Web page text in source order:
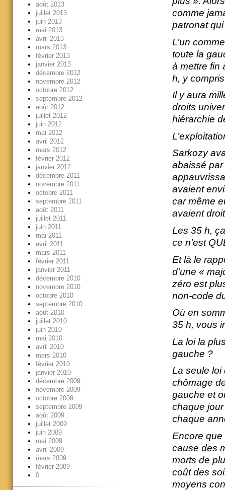
comme
patronat
L’un
toute la
à mettre fin
h, y
Il y aura
droits
hiérarchie
Sarkozy
abaissé par
avaient
car même
avaient
Les 35 h,
ce n’est
Et là le
d’une «
zéro est
non-code
Où en
35 h, vous
La loi la
gauche ?
La seule loi
chômage
gauche et
chaque
chaque
Encore que
cause des
morts de
coût des
moyens
août 2013
juillet 2013
juin 2013
mai 2013
avril 2013
mars 2013
février 2013
janvier 2013
décembre 2012
novembre 2012
octobre 2012
septembre 2012
août 2012
juillet 2012
juin 2012
mai 2012
avril 2012
mars 2012
février 2012
janvier 2012
décembre 2011
novembre 2011
octobre 2011
septembre 2011
août 2011
juillet 2011
juin 2011
mai 2011
avril 2011
mars 2011
février 2011
janvier 2011
décembre 2010
novembre 2010
octobre 2010
septembre 2010
août 2010
juillet 2010
juin 2010
mai 2010
avril 2010
mars 2010
février 2010
janvier 2010
décembre 2009
novembre 2009
octobre 2009
septembre 2009
août 2009
juillet 2009
juin 2009
mai 2009
avril 2009
mars 2009
février 2009
0